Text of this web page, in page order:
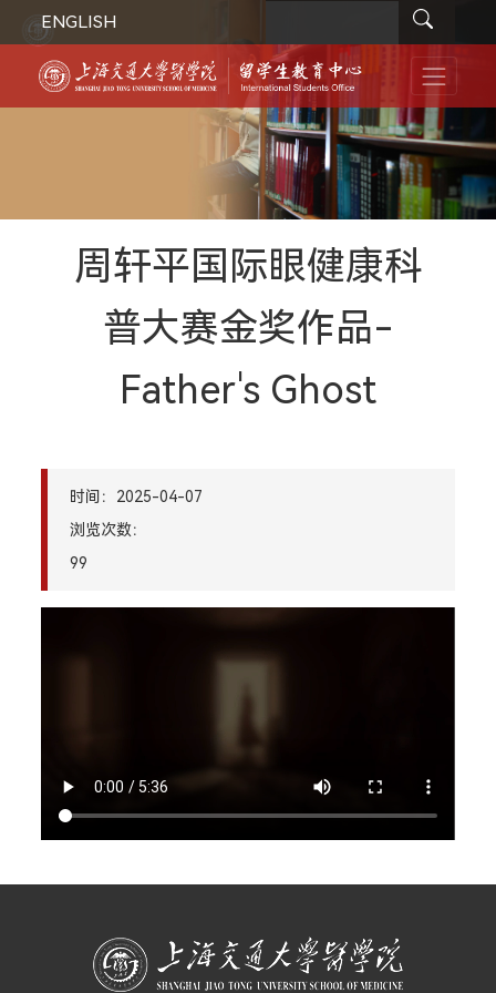
ENGLISH
周轩平国际眼健康科
普大赛金奖作品-
Father's Ghost
时间：2025-04-07
浏览次数：
99